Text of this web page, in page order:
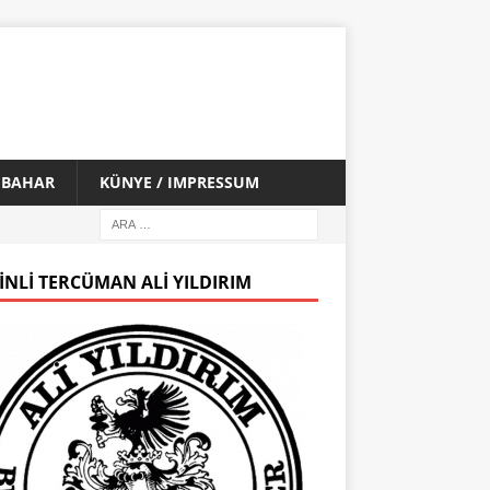
KÜNYE / IMPRESSUM
TERCÜMAN ALI YILDIRIM